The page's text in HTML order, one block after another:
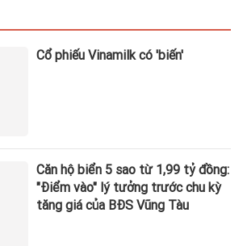
Cổ phiếu Vinamilk có 'biến'
Căn hộ biển 5 sao từ 1,99 tỷ đồng:
"Điểm vào" lý tưởng trước chu kỳ
tăng giá của BĐS Vũng Tàu